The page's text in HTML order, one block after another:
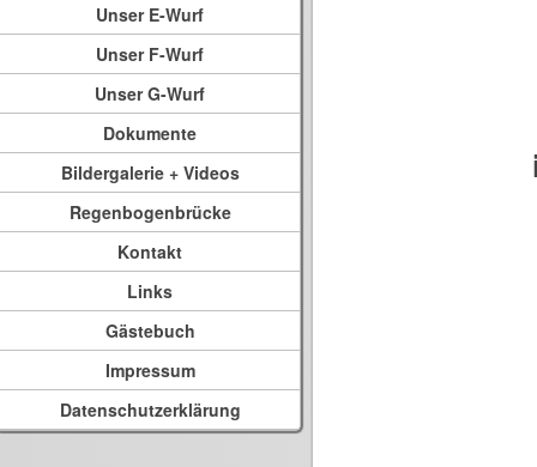
Unser E-Wurf
Unser F-Wurf
Unser G-Wurf
Dokumente
Bildergalerie + Videos
Regenbogenbrücke
Kontakt
Links
Gästebuch
Impressum
Datenschutzerklärung